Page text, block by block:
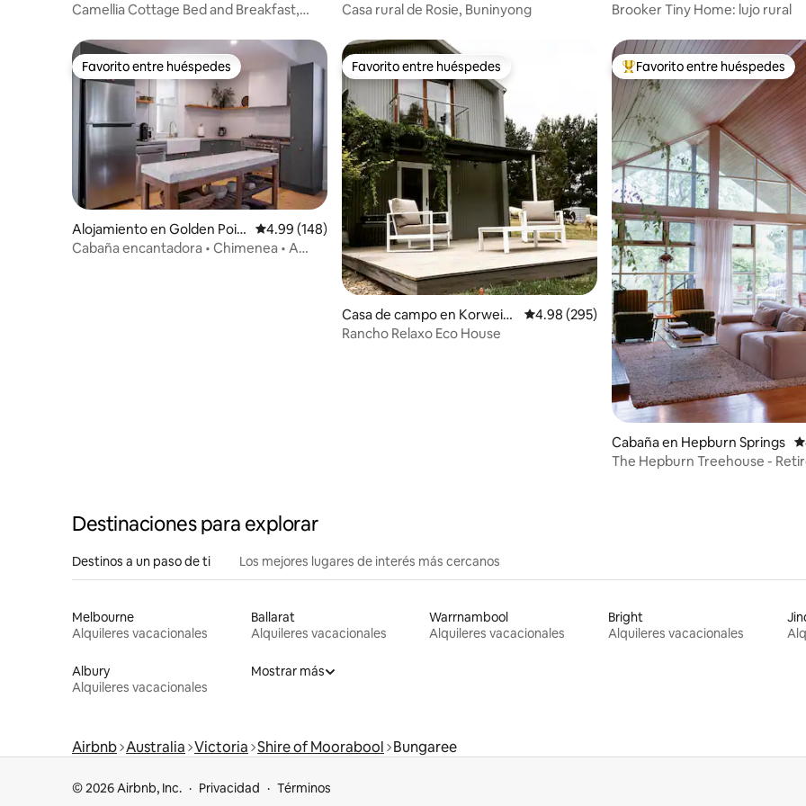
ong
Camellia Cottage Bed and Breakfast,
Casa rural de Rosie, Buninyong
Brooker Tiny Home: lujo rural
Favorito entre huéspedes
Favorito entre huéspedes
Alojamiento en Golden Poin
t
Calificación promedio: 4.99 de 5, 148 reseñas
4.99 (148)
Cabaña encantadora • Chimenea • A
Favorito entre huéspedes
Favorito entre huéspedes
Casa de campo en Korwein
guboora
Calificación promedio: 4.98 de 5, 295 reseñas
4.98 (295)
Rancho Relaxo Eco House
Favorito entre huéspedes
Favorito entre huéspedes
Cabaña en Hepburn Springs
The Hepburn Treehouse -
Destinaciones para explorar
Destinos a un paso de ti Los mejores lugares de interés más cercanos
Melbourne
Alquileres vacacionales
Ballarat
Alquileres vacacionales
Warrnambool
Alquileres vacacionales
Bright
Alquileres vacacionales
Albury
Alquileres vacacionales
Mostrar más
Airbnb Australia Victoria Shire of Moorabool Bungaree
© 2026 Airbnb, Inc. Privacidad Términos